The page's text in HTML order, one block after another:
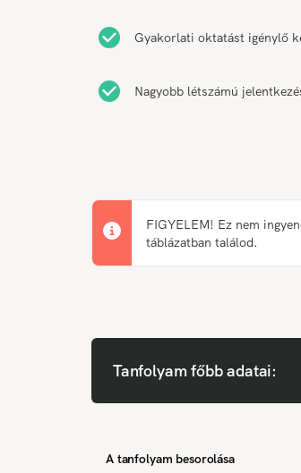
Gyakorlati oktatást igénylő
Nagyobb létszámú
FIGYELEM! Ez nem
táblázatban találod.
Tanfolyam főbb adatai:
A tanfolyam besorolása